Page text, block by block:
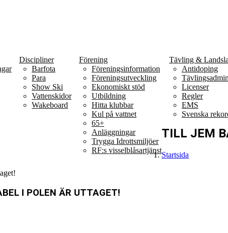
Discipliner
Barfota
Para
Show Ski
Vattenskidor
Wakeboard
Förening
Föreningsinformation
Föreningsutveckling
Ekonomiskt stöd
Utbildning
Hitta klubbar
Kul på vattnet
65+
Anläggningar
Trygga Idrottsmiljöer
RF:s visselblåsartjänst
Tävling &
Antidoping
Licenser
Regler
EMS
Svenska
TILL JEM
Startsida
I POLEN ÄR UTTAGET!